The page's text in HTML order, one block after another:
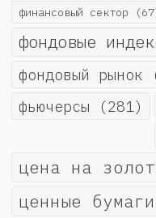
финансовый сектор
фондовые
фондовый рынок
фьючерсы (281)
цена на
ценные бумаги